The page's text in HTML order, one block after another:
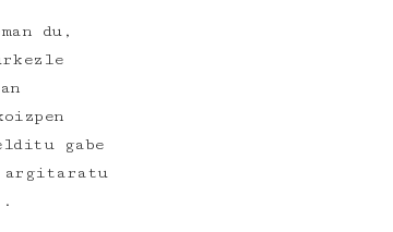
du,
gabe